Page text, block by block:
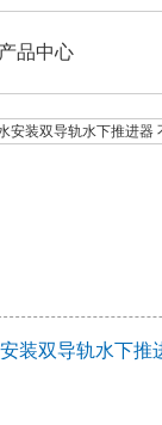
产品中心
装双导轨水下推